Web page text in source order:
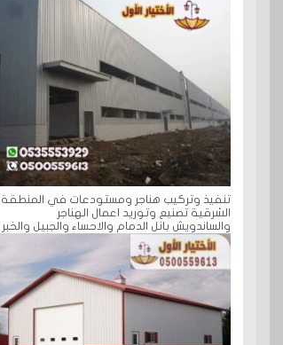
تنفيذ وتركيب هناجر ومستودعات في المنطقة
الشرقية تصنيع وتوريد اعمال الهناجر
والساندويش بانل الدمام والاحساء والجبيل والخبر